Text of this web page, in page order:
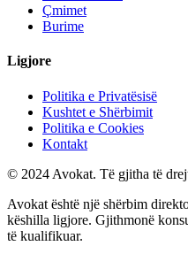
Çmimet
Burime
Ligjore
Politika e Privatësisë
Kushtet e Shërbimit
Politika e Cookies
Kontakt
© 2024 Avokat. Të gjitha të
Avokat është një shërbim
këshilla ligjore. Gjithmonë
të kualifikuar.